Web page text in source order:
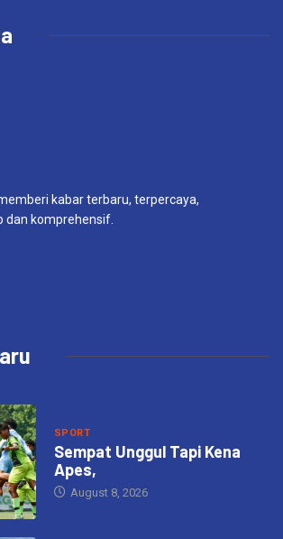
kabar terbaru, terpercaya,
dan komprehensif.
SPORT
Sempat Unggul Tapi Kena
Apes,
August 8, 2026